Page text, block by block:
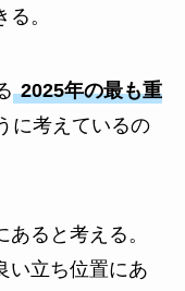
。
2025年の最も重
に考えているの
ると考える。
い立ち位置にあ